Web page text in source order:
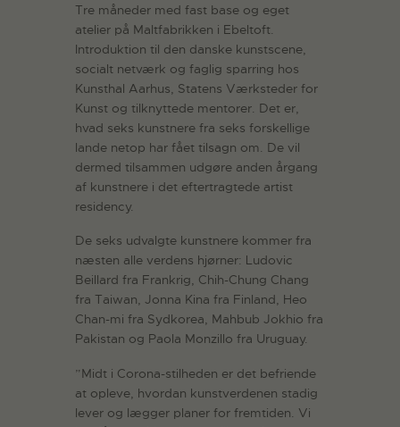
Tre måneder med fast base og eget
atelier på Maltfabrikken i Ebeltoft.
Introduktion til den danske kunstscene,
socialt netværk og faglig sparring hos
Kunsthal Aarhus, Statens Værksteder for
Kunst og tilknyttede mentorer. Det er,
hvad seks kunstnere fra seks forskellige
lande netop har fået tilsagn om. De vil
dermed tilsammen udgøre anden årgang
af kunstnere i det eftertragtede artist
residency.
De seks udvalgte kunstnere kommer fra
næsten alle verdens hjørner: Ludovic
Beillard fra Frankrig, Chih-Chung Chang
fra Taiwan, Jonna Kina fra Finland, Heo
Chan-mi fra Sydkorea, Mahbub Jokhio fra
Pakistan og Paola Monzillo fra Uruguay.
”Midt i Corona-stilheden er det befriende
at opleve, hvordan kunstverdenen stadig
lever og lægger planer for fremtiden. Vi